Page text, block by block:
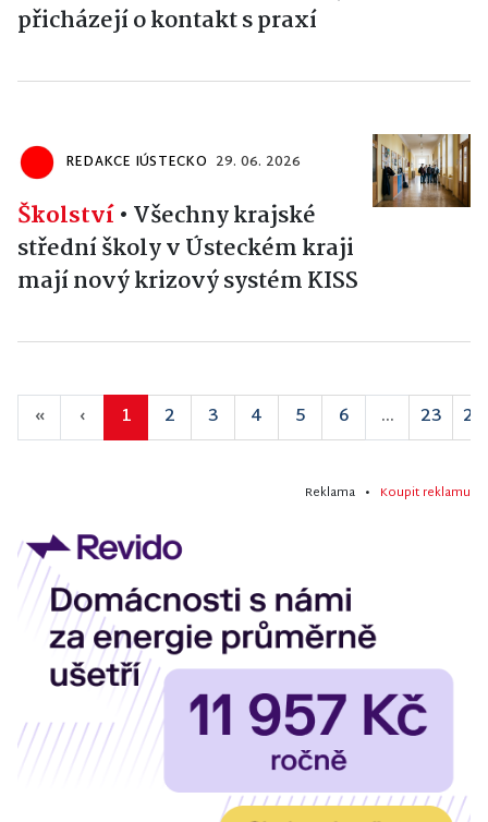
přicházejí o kontakt s praxí
REDAKCE IÚSTECKO 29. 06. 2026
Školství• Všechny krajské
střední školy v Ústeckém kraji
mají nový krizový systém KISS
« ‹ 1 2 3 4 5 6 ... 23 24
Reklama • Koupit reklamu